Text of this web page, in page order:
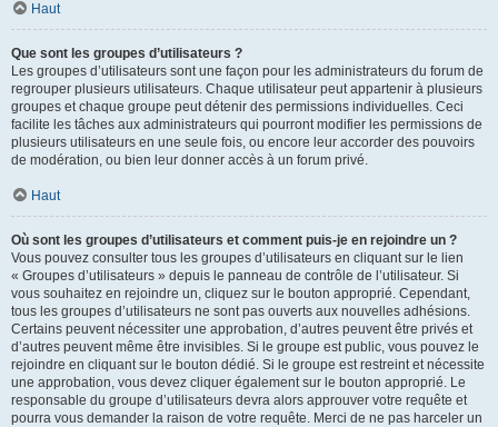
Haut
Que sont les groupes d’utilisateurs ?
Les groupes d’utilisateurs sont une façon pour les administrateurs du forum de
regrouper plusieurs utilisateurs. Chaque utilisateur peut appartenir à plusieurs
groupes et chaque groupe peut détenir des permissions individuelles. Ceci
facilite les tâches aux administrateurs qui pourront modifier les permissions de
plusieurs utilisateurs en une seule fois, ou encore leur accorder des pouvoirs
de modération, ou bien leur donner accès à un forum privé.
Haut
Où sont les groupes d’utilisateurs et comment puis-je en rejoindre un ?
Vous pouvez consulter tous les groupes d’utilisateurs en cliquant sur le lien
« Groupes d’utilisateurs » depuis le panneau de contrôle de l’utilisateur. Si
vous souhaitez en rejoindre un, cliquez sur le bouton approprié. Cependant,
tous les groupes d’utilisateurs ne sont pas ouverts aux nouvelles adhésions.
Certains peuvent nécessiter une approbation, d’autres peuvent être privés et
d’autres peuvent même être invisibles. Si le groupe est public, vous pouvez le
rejoindre en cliquant sur le bouton dédié. Si le groupe est restreint et nécessite
une approbation, vous devez cliquer également sur le bouton approprié. Le
responsable du groupe d’utilisateurs devra alors approuver votre requête et
pourra vous demander la raison de votre requête. Merci de ne pas harceler un